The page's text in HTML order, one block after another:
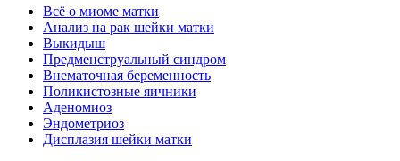
Всё о миоме матки
Анализ на рак шейки матки
Выкидыш
Предменструальный синдром
Внематочная беременность
Поликистозные яичники
Аденомиоз
Эндометриоз
Дисплазия шейки матки